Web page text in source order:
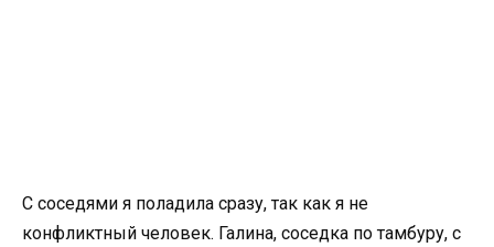
С соседями я поладила сразу, так как я не
конфликтный человек. Галина, соседка по тамбуру, с